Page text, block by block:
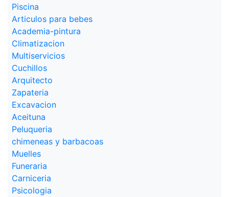
Piscina
Articulos para bebes
Academia-pintura
Climatizacion
Multiservicios
Cuchillos
Arquitecto
Zapateria
Excavacion
Aceituna
Peluqueria
chimeneas y barbacoas
Muelles
Funeraria
Carniceria
Psicologia